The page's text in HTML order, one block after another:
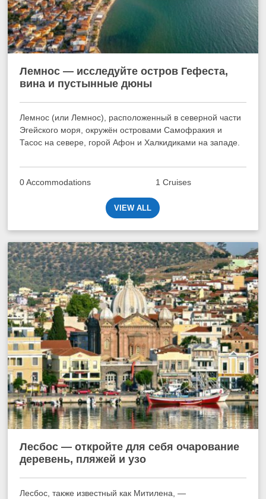
Лемнос — исследуйте остров Гефеста,
вина и пустынные дюны
Лемнос (или Лемнос), расположенный в северной части
Эгейского моря, окружён островами Самофракия и
Тасос на севере, горой Афон и Халкидиками на западе.
0 Accommodations 1 Cruises
VIEW ALL
Лесбос — откройте для себя очарование
деревень, пляжей и узо
Лесбос, также известный как Митилена, —